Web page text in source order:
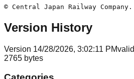
Version History
Version 14/28/2026, 3:02:11 PMvalid
2765 bytes